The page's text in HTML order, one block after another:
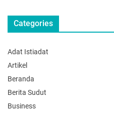
Categories
Adat Istiadat
Artikel
Beranda
Berita Sudut
Business